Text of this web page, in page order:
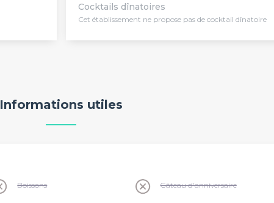
Cocktails dînatoires
Cet établissement ne propose pas de cocktail dînatoire
Informations utiles
Boissons Gâteau d'anniversaire